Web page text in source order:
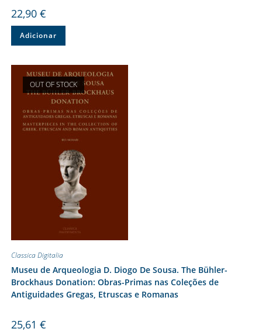
22,90 €
Adicionar
OUT OF STOCK
Classica Digitalia
Museu de Arqueologia D. Diogo De Sousa. The Bühler-
Brockhaus Donation: Obras-Primas nas Coleções de
Antiguidades Gregas, Etruscas e Romanas
25,61 €